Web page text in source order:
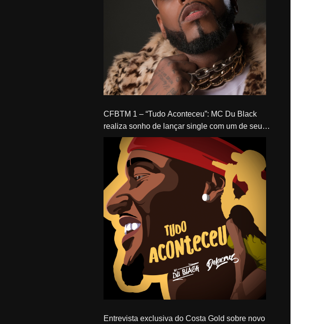
CFBTM 1 – “Tudo Aconteceu”: MC Du Black
realiza sonho de lançar single com um de seus
ídolos, Delacruz
Entrevista exclusiva do Costa Gold sobre novo